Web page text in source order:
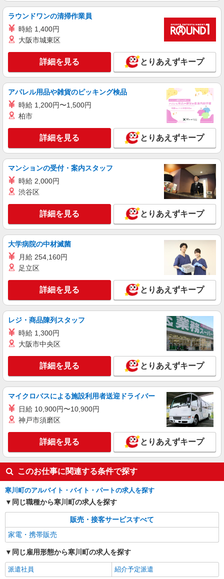
ラウンドワンの清掃作業員
時給 1,400円
大阪市城東区
詳細を見る とりあえずキープ
アパレル用品や雑貨のピッキング検品
時給 1,200円〜1,500円
柏市
詳細を見る とりあえずキープ
マンションの受付・案内スタッフ
時給 2,000円
渋谷区
詳細を見る とりあえずキープ
大学病院の中材滅菌
月給 254,160円
足立区
詳細を見る とりあえずキープ
レジ・商品陳列スタッフ
時給 1,300円
大阪市中央区
詳細を見る とりあえずキープ
マイクロバスによる施設利用者送迎ドライバー
日給 10,900円〜10,900円
神戸市須磨区
詳細を見る とりあえずキープ
このお仕事に関連する条件で探す
寒川町のアルバイト・バイト・パートの求人を探す
同じ職種から寒川町の求人を探す
販売・接客サービスすべて
家電・携帯販売
同じ雇用形態から寒川町の求人を探す
派遣社員 紹介予定派遣